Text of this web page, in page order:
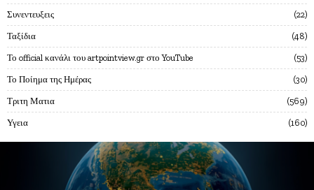
Συνεντευξεις 22
Ταξίδια 48
Το official κανάλι του artpointview.gr στο YouTube 53
Το Ποίημα της Ημέρας 30
Τριτη Ματια 569
Υγεια 160